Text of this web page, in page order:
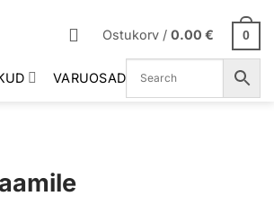
Ostukorv /0.00€ 0
VARUOSAD